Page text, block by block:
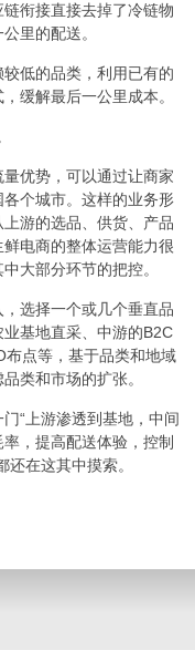
衔接直接去掉了冷链物
里的配送。
低的品类，利用已有的
缓解最后一公里成本。
优势，可以通过让商家
个城市。这样的业务形
游的选品、供货、产品
电商的整体运营能力很
大部分环节的把控。
选择一个或几个垂直品
基地直采、中游的B2C
点等，基于品类和地域
类和市场的扩张。
“上游渗透到基地，中间
，提高配送体验，控制
在这其中摸索。